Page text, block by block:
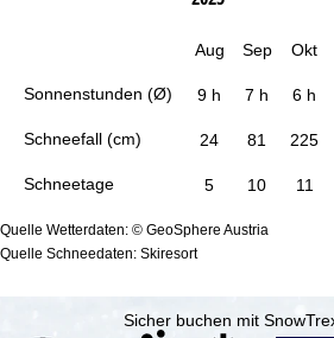
Sonnenstunden (Ø)
Schneefall (cm)
Schneetage
Aug Sep Okt
9 h 7 h 6 h
24 81 225
5 10 11
Quelle Wetterdaten: © GeoSphere Austria
Quelle Schneedaten: Skiresort
Sicher buchen mit